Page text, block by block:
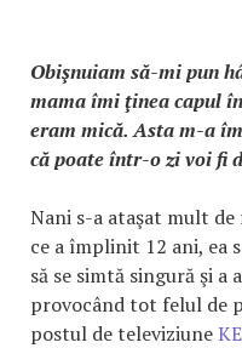
Obişnuiam să-mi pun
mama îmi ţinea capul
eram mică. Asta m-a
că poate într-o zi voi fi
Nani s-a ataşat mult de
ce a împlinit 12 ani, ea
să se simtă singură şi
provocând tot felul de
postul de televiziune